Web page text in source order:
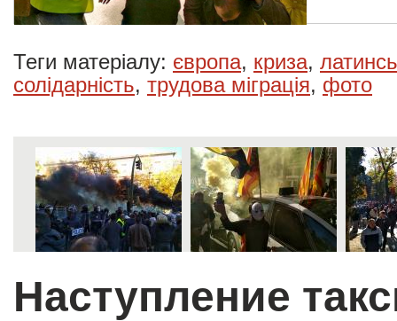
Теги матеріалу: європа, криза,
солідарність, трудова міграція, фото
Наступление